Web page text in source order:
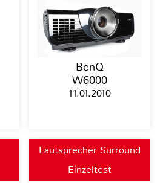
BenQ
W6000
11.01.2010
Lautsprecher Surround
Einzeltest